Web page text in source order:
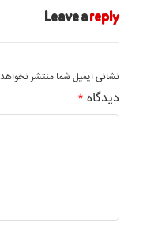
Leave areply
نشانی ایمیل شما منتشر
دیدگاه *